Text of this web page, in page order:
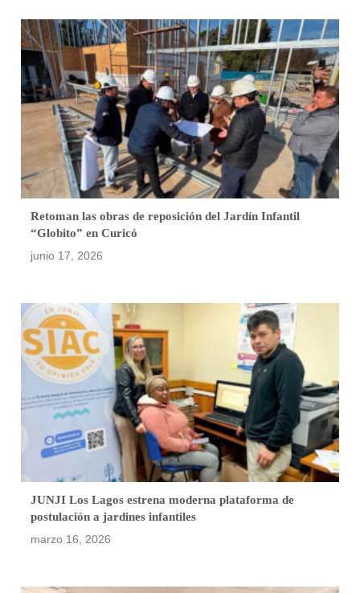
Retoman las obras de reposición del Jardín Infantil
“Globito” en Curicó
junio 17, 2026
JUNJI Los Lagos estrena moderna plataforma de
postulación a jardines infantiles
marzo 16, 2026